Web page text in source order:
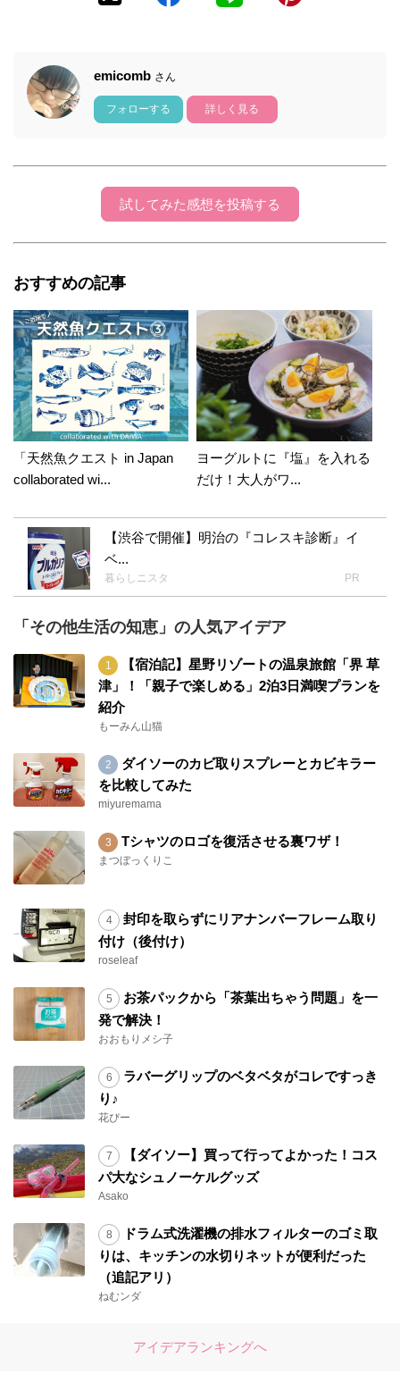
emicomb さん
フォローする 詳しく見る
試してみた感想を投稿する
おすすめの記事
「天然魚クエスト in Japan
collaborated wi...
ヨーグルトに『塩』を入れる
だけ！大人がワ...
【渋谷で開催】明治の『コレスキ診断』イ
ベ...
暮らしニスタ PR
「その他生活の知恵」の人気アイデア
【宿泊記】星野リゾートの温泉旅館「界 草
津」！「親子で楽しめる」2泊3日満喫プランを
紹介
もーみん山猫
ダイソーのカビ取りスプレーとカビキラー
を比較してみた
miyuremama
Tシャツのロゴを復活させる裏ワザ！
まつぼっくりこ
封印を取らずにリアナンバーフレーム取り
付け（後付け）
roseleaf
お茶パックから「茶葉出ちゃう問題」を一
発で解決！
おおもりメシ子
ラバーグリップのベタベタがコレですっき
り♪
花ぴー
【ダイソー】買って行ってよかった！コス
パ大なシュノーケルグッズ
Asako
ドラム式洗濯機の排水フィルターのゴミ取
りは、キッチンの水切りネットが便利だった
（追記アリ）
ねむンダ
アイデアランキングへ